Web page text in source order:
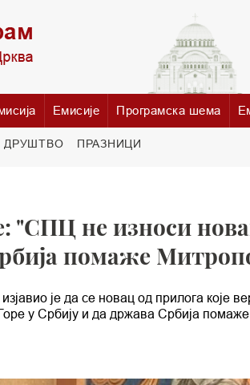
Емисије Програмска шема
ДРУШТВО ПРАЗНИЦИ
"СПЦ не износи
помаже
је да се новац од прилога које
у Србију и да држава Србија